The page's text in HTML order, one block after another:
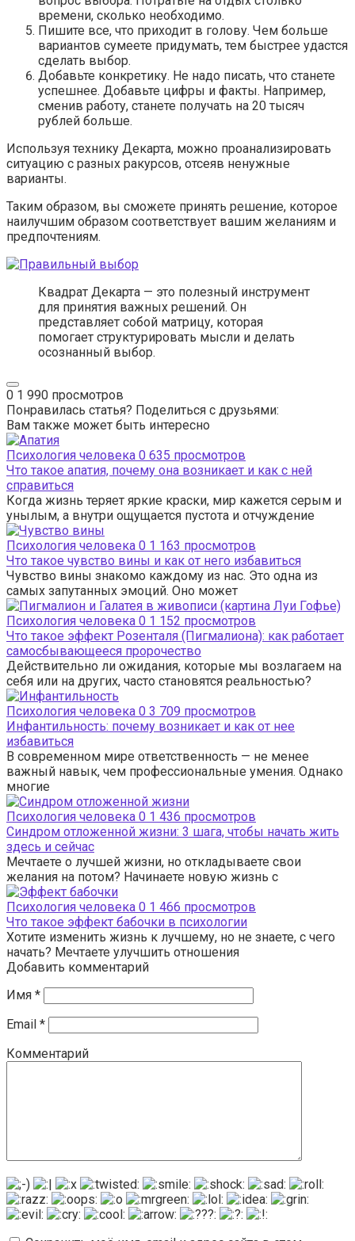
времени, сколько необходимо.
Пишите все, что приходит в голову. Чем больше
вариантов сумеете придумать, тем быстрее удастся
сделать выбор.
Добавьте конкретику. Не надо писать, что станете
успешнее. Добавьте цифры и факты. Например,
сменив работу, станете получать на 20 тысяч
рублей больше.
Используя технику Декарта, можно проанализировать
ситуацию с разных ракурсов, отсеяв ненужные
варианты.
Таким образом, вы сможете принять решение, которое
наилучшим образом соответствует вашим желаниям и
предпочтениям.
Квадрат Декарта — это полезный инструмент
для принятия важных решений. Он
представляет собой матрицу, которая
помогает структурировать мысли и делать
осознанный выбор.
0 1 990 просмотров
Понравилась статья? Поделиться с друзьями:
Вам также может быть интересно
Психология человека 0 635 просмотров
Что такое апатия, почему она возникает и как с ней
справиться
Когда жизнь теряет яркие краски, мир кажется серым и
унылым, а внутри ощущается пустота и отчуждение
Психология человека 0 1 163 просмотров
Что такое чувство вины и как от него избавиться
Чувство вины знакомо каждому из нас. Это одна из
самых запутанных эмоций. Оно может
Психология человека 0 1 152 просмотров
Что такое эффект Розенталя (Пигмалиона): как работает
самосбывающееся пророчество
Действительно ли ожидания, которые мы возлагаем на
себя или на других, часто становятся реальностью?
Психология человека 0 3 709 просмотров
Инфантильность: почему возникает и как от нее
избавиться
В современном мире ответственность — не менее
важный навык, чем профессиональные умения. Однако
многие
Психология человека 0 1 436 просмотров
Синдром отложенной жизни: 3 шага, чтобы начать жить
здесь и сейчас
Мечтаете о лучшей жизни, но откладываете свои
желания на потом? Начинаете новую жизнь с
Психология человека 0 1 466 просмотров
Что такое эффект бабочки в психологии
Хотите изменить жизнь к лучшему, но не знаете, с чего
начать? Мечтаете улучшить отношения
Добавить комментарий
Имя *
Email *
Комментарий